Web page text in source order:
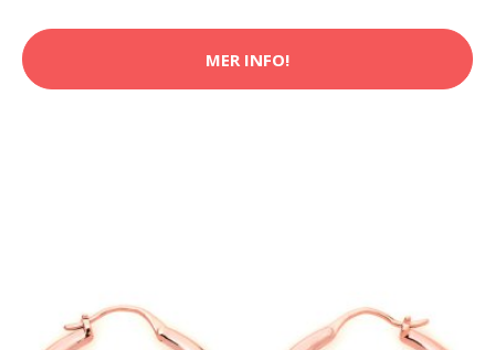
MER INFO!